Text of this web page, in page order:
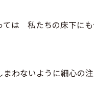
ては 私たちの床下に
まわないように細心の